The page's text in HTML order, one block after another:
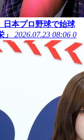
本プロ野球で始球
2026.07.23 08:06 0